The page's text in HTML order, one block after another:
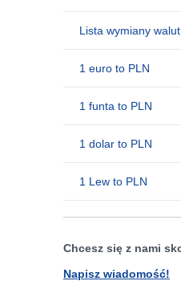
Lista wymiany walut
1 euro to PLN
1 funta to PLN
1 dolar to PLN
1 Lew to PLN
Chcesz się z nami
Napisz wiadomość!